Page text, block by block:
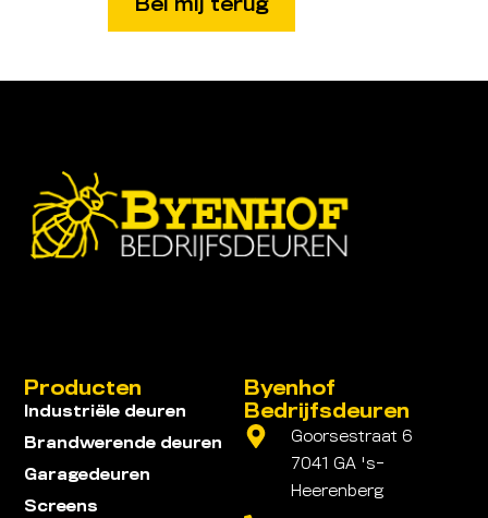
Byenhof
Bedrijfsdeuren
Goorsestraat 6
7041 GA 's-
Heerenberg
Producten
Industriële deuren
Brandwerende deuren
Garagedeuren
Screens